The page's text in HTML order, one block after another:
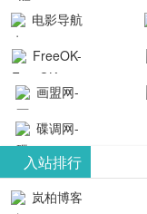
航-办公运营
电影导航
- 免费看电影
就来这！ | 快
导航网-免费
看电影就来
这！收录大
量免费看电
影网站！
FreeOK-
FreeOK影视
官网-最新影
视资源|追剧
也很卷
画盟网-
画师联盟官
网
_huashilm.com_
动漫综合
碟调网-
碟调网为您
提供最新电
视剧和2025
入站排行
岚柏博客